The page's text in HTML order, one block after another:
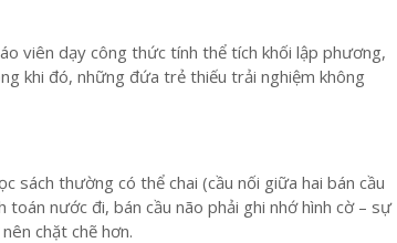
viên dạy công thức tính thể tích khối lập phương,
khi đó, những đứa trẻ thiếu trải nghiệm không
sách thường có thể chai (cầu nối giữa hai bán cầu
nước đi, bán cầu não phải ghi nhớ hình cờ – sự
chặt chẽ hơn.